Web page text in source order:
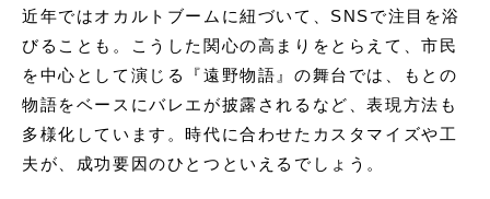
近年ではオカルトブームに紐づいて、SNSで注目を浴
びることも。こうした関心の高まりをとらえて、市民
を中心として演じる『遠野物語』の舞台では、もとの
物語をベースにバレエが披露されるなど、表現方法も
多様化しています。時代に合わせたカスタマイズや工
夫が、成功要因のひとつといえるでしょう。